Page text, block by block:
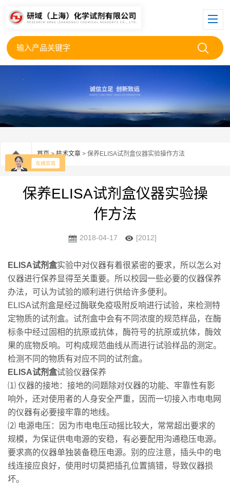
首页>技术文章 > 保养ELISA试剂盒仪器实验操作方法
保养ELISA试剂盒仪器实验操
作方法
2018-04-17 [2012]
ELISA试剂盒实验中对仪器有着很紧密的要求，所以怎么对
仪器进行保养显得至关重要。所以校园一些必要的仪器保养
办法，可认为试验的顺利进行供给许多便利。
ELISA试剂盒是经过酶联免疫吸附反响进行试验，来检测特
定物质的试剂盒。试剂盒中会有不同浓度的规范样品，在酶
标条中经过固相的抗原或抗体，酶符号的抗原或抗体，酶效
果的底物反响。可构成规范曲线从而进行试验样品的测定。
检测不同的物质有对应不同的试剂盒。
ELISA试剂盒试验仪器保养
⑴ 仪器的接地：接地的问题除对仪器的功能、牢靠性有影
响外，还对使用者的人身安全严重，因而一切接入市电电网
的仪器有必要接牢靠的地线。
⑵ 电源电压：因为市电电压动摇比较大，常常超出要求的
规模，为保证供电电源的安稳，有必要配用沟通稳压电源。
要求高的仪器单独装备稳压电源。别的应注意，插头中的电
线连接应良好，使用时切莫把插孔位置搞错，导致仪器损
坏。